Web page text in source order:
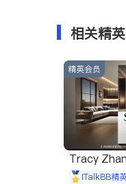
相关精
精英会员
Tracy
iTalkBB精